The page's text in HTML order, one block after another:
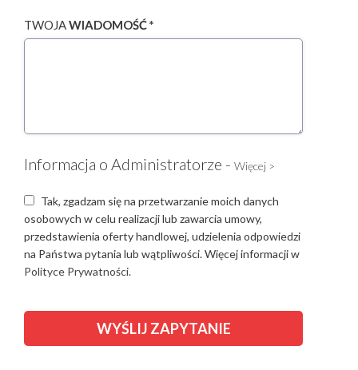
TWOJAWIADOMOŚĆ *
Informacja o Administratorze - Więcej >
Tak, zgadzam się na przetwarzanie moich danych
osobowych w celu realizacji lub zawarcia umowy,
przedstawienia oferty handlowej, udzielenia odpowiedzi
na Państwa pytania lub wątpliwości. Więcej informacji w
Polityce Prywatności.